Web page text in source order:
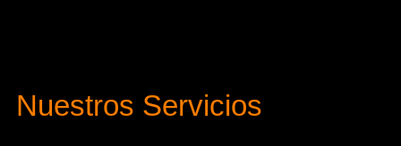
Nuestros Servicios